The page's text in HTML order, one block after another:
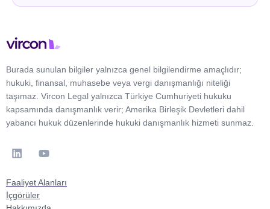
Burada sunulan bilgiler yalnızca genel bilgilendirme amaçlıdır;
hukuki, finansal, muhasebe veya vergi danışmanlığı niteliği
taşımaz. Vircon Legal yalnızca Türkiye Cumhuriyeti hukuku
kapsamında danışmanlık verir; Amerika Birleşik Devletleri dahil
yabancı hukuk düzenlerinde hukuki danışmanlık hizmeti sunmaz.
Faaliyet Alanları
İçgörüler